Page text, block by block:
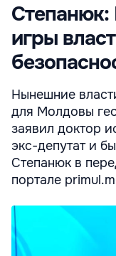
Степанюк:
игры
Нынешние
для Молдовы
заявил доктор
экс-депутат и
Степанюк в
портале